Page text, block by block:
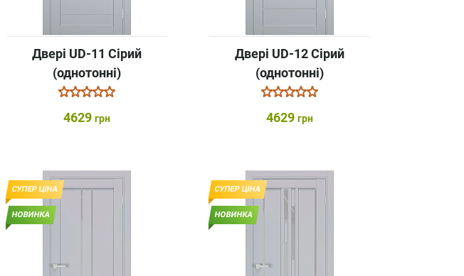
Двері UD-11 Сірий
(однотонні)
4629грн
Двері UD-12 Сірий
(однотонні)
4629грн
СУПЕР ЦІНА
НОВИНКА
СУПЕР ЦІНА
НОВИНКА